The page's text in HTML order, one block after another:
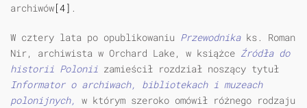
archiwów[4] .
W cztery lata po opublikowaniu Przewodnika ks. Roman
Nir, archiwista w Orchard Lake, w książce Źródła do
historii Polonii zamieścił rozdział noszący tytuł
Informator o archiwach, bibliotekach i muzeach
polonijnych, w którym szeroko omówił różnego rodzaju